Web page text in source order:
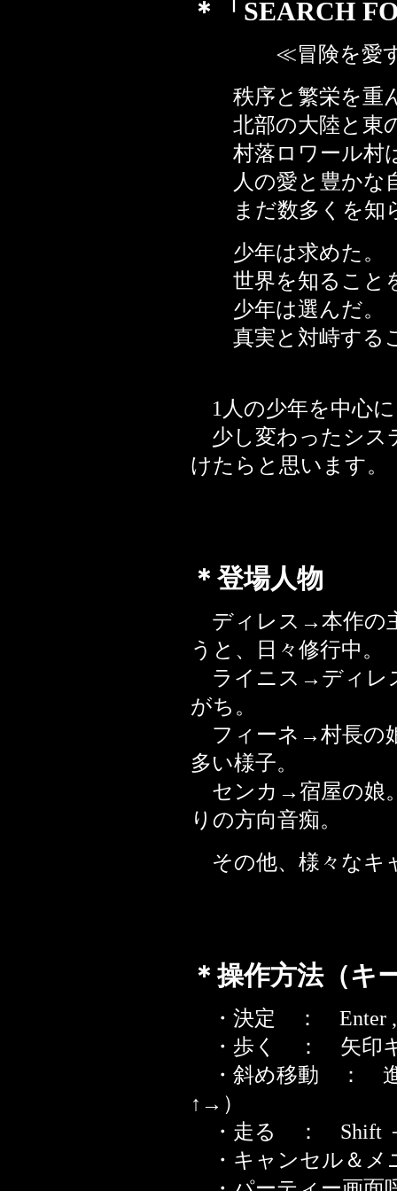
＊「SEARCH
≪冒険を愛する
秩序と繁栄を重
北部の大陸と東の
村落ロワール村
人の愛と豊かな自
まだ数多くを知
少年は求めた。
世界を知ること
少年は選んだ。
真実と対峙する
1人の少年を中心に
少し変わったシス
けたらと思います。
＊登場人物
ディレス→本作の
うと、日々修行中。
ライニス→ディレ
がち。
フィーネ→村長の
多い様子。
センカ→宿屋の娘
りの方向音痴。
その他、様々なキ
＊操作方法（キ
・決定 ： Enter ,
・歩く ： 矢印
・斜め移動 ： 進
↑→）
・走る ： Shift
・キャンセル＆メ